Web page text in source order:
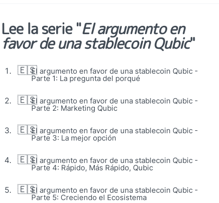
Lee la serie "El argumento en
favor de una stablecoin Qubic"
🇪🇸El argumento en favor de una stablecoin Qubic -
Parte 1: La pregunta del porqué
🇪🇸El argumento en favor de una stablecoin Qubic -
Parte 2: Marketing Qubic
🇪🇸El argumento en favor de una stablecoin Qubic -
Parte 3: La mejor opción
🇪🇸El argumento en favor de una stablecoin Qubic -
Parte 4: Rápido, Más Rápido, Qubic
🇪🇸El argumento en favor de una stablecoin Qubic -
Parte 5: Creciendo el Ecosistema